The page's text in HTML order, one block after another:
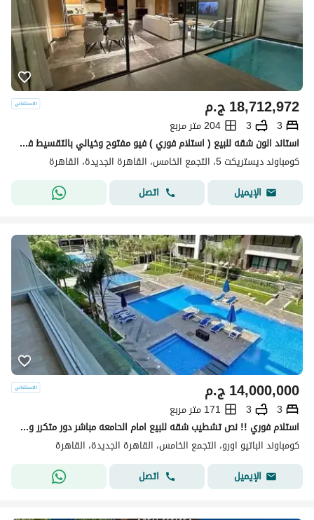
ج.م18,712,972
3
3
204 متر مربع
استاند الون شقه للبيع ( استلام فوري ) فيو مفتوح وخيالي بالتقسيط في كمبوند ديستركت 5 في التجمع الخامس بجوار نيو قطاميه
كومباوند ديستريكت 5، التجمع الخامس، القاهرة الجديدة، القاهرة
الإيميل
اتصل
ج.م14,000,000
3
3
171 متر مربع
استلام فوري !! نص تشطيب شقه للبيع امام الحامعه مباشر دور متكرر وفيو خيالي vip لوكيشن 171م 3غرف 3 حمام فيو بوول & لاند سكيب -بجوار ماونتن فيو-ميفيدا
كومباوند الباتيو اورو، التجمع الخامس، القاهرة الجديدة، القاهرة
الإيميل
اتصل